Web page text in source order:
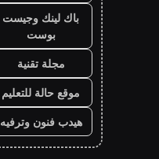
باك لينك وجيست
بوست
مجلة تقنية
موقع حالة للتعليم
هيدب فنون وترفيه